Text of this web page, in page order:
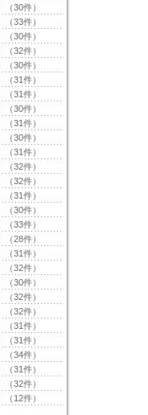
（30件）
（33件）
（30件）
（32件）
（30件）
（31件）
（31件）
（30件）
（31件）
（30件）
（31件）
（32件）
（32件）
（31件）
（30件）
（33件）
（28件）
（31件）
（32件）
（30件）
（32件）
（32件）
（31件）
（31件）
（34件）
（31件）
（32件）
（12件）